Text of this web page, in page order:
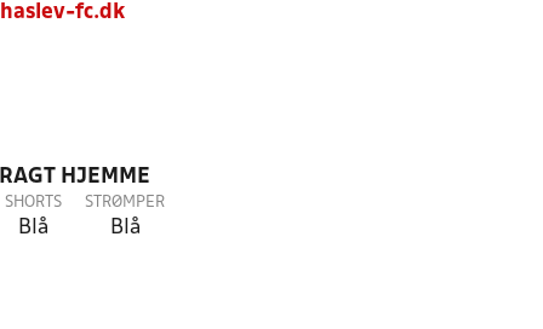
fc.dk
HJEMME
SHORTS
Blå
STRØMPER
Blå